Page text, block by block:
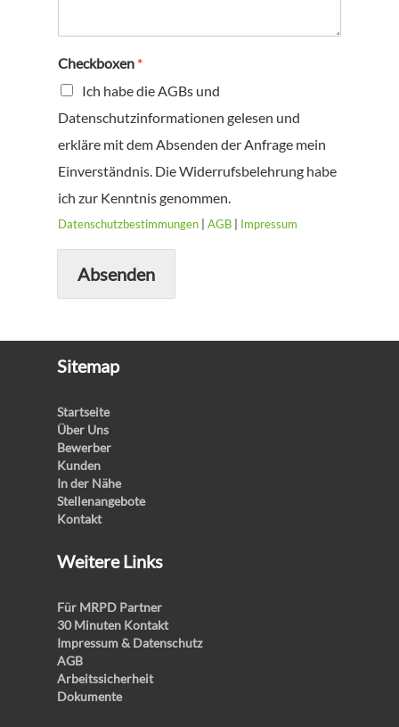
Checkboxen *
Ich habe die AGBs und
Datenschutzinformationen gelesen und
erkläre mit dem Absenden der Anfrage mein
Einverständnis. Die Widerrufsbelehrung habe
ich zur Kenntnis genommen.
Datenschutzbestimmungen AGB Impressum
Absenden
Sitemap
Startseite
Über Uns
Bewerber
Kunden
In der Nähe
Stellenangebote
Kontakt
Weitere Links
Für MRPD Partner
30 Minuten Kontakt
Impressum & Datenschutz
AGB
Arbeitssicherheit
Dokumente